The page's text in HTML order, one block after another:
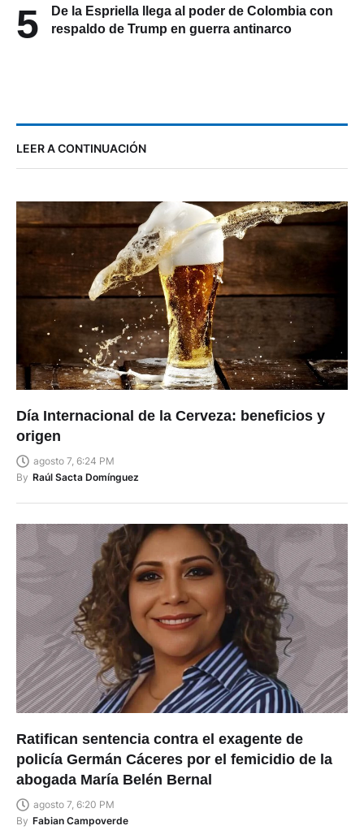
5
De la Espriella llega al poder de Colombia con
respaldo de Trump en guerra antinarco
LEER A CONTINUACIÓN
Día Internacional de la Cerveza: beneficios y
origen
agosto 7, 6:24 PM
By Raúl Sacta Domínguez
Ratifican sentencia contra el exagente de
policía Germán Cáceres por el femicidio de la
abogada María Belén Bernal
agosto 7, 6:20 PM
By Fabian Campoverde